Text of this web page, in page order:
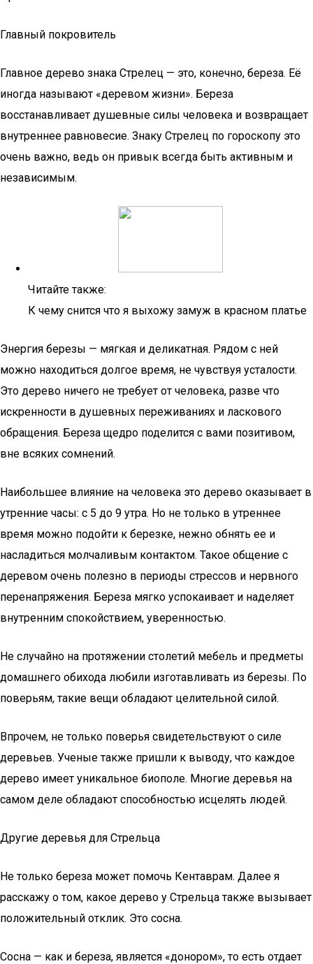
Главный покровитель
Главное дерево знака Стрелец — это, конечно, береза. Её
иногда называют «деревом жизни». Береза
восстанавливает душевные силы человека и возвращает
внутреннее равновесие. Знаку Стрелец по гороскопу это
очень важно, ведь он привык всегда быть активным и
независимым.
Читайте также:
К чему снится что я выхожу замуж в красном платье
Энергия березы — мягкая и деликатная. Рядом с ней
можно находиться долгое время, не чувствуя усталости.
Это дерево ничего не требует от человека, разве что
искренности в душевных переживаниях и ласкового
обращения. Береза щедро поделится с вами позитивом,
вне всяких сомнений.
Наибольшее влияние на человека это дерево оказывает в
утренние часы: с 5 до 9 утра. Но не только в утреннее
время можно подойти к березке, нежно обнять ее и
насладиться молчаливым контактом. Такое общение с
деревом очень полезно в периоды стрессов и нервного
перенапряжения. Береза мягко успокаивает и наделяет
внутренним спокойствием, уверенностью.
Не случайно на протяжении столетий мебель и предметы
домашнего обихода любили изготавливать из березы. По
поверьям, такие вещи обладают целительной силой.
Впрочем, не только поверья свидетельствуют о силе
деревьев. Ученые также пришли к выводу, что каждое
дерево имеет уникальное биополе. Многие деревья на
самом деле обладают способностью исцелять людей.
Другие деревья для Стрельца
Не только береза может помочь Кентаврам. Далее я
расскажу о том, какое дерево у Стрельца также вызывает
положительный отклик. Это сосна.
Сосна — как и береза, является «донором», то есть отдает